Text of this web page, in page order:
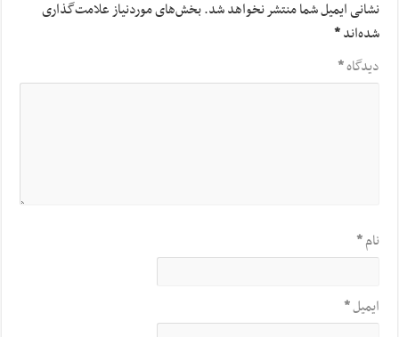
نشانی ایمیل شما منتشر نخواهد شد.بخش‌های موردنیاز علامت‌گذاری
شده‌اند*
دیدگاه*
نام*
ایمیل*